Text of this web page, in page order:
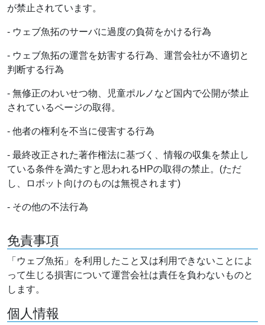
が禁止されています。
- ウェブ魚拓のサーバに過度の負荷をかける行為
- ウェブ魚拓の運営を妨害する行為、運営会社が不適切と
判断する行為
- 無修正のわいせつ物、児童ポルノなど国内で公開が禁止
されているページの取得。
- 他者の権利を不当に侵害する行為
- 最終改正された著作権法に基づく、情報の収集を禁止し
ている条件を満たすと思われるHPの取得の禁止。(ただ
し、ロボット向けのものは無視されます)
- その他の不法行為
免責事項
「ウェブ魚拓」を利用したこと又は利用できないことによ
って生じる損害について運営会社は責任を負わないものと
します。
個人情報